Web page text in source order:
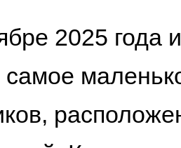
2025 года